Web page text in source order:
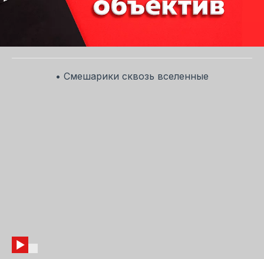
• Смешарики сквозь вселенные